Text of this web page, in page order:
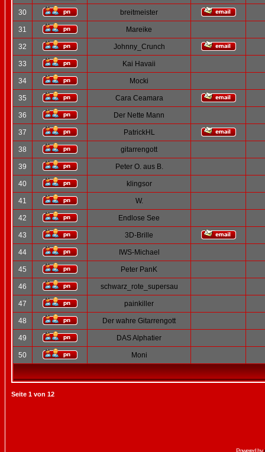
30 breitmeister
31 Mareike
32 Johnny_Crunch
33 Kai Havaii
34 Mocki
35 Cara Ceamara
36 Der Nette Mann
37 PatrickHL
38 gitarrengott
39 Peter O. aus B.
40 klingsor
41 W.
42 Endlose See
43 3D-Brille
44 IWS-Michael
45 Peter PanK
46 schwarz_rote_supersau
47 painkiller
48 Der wahre Gitarrengott
49 DAS Alphatier
50 Moni
Seite 1 von 12
Powered by